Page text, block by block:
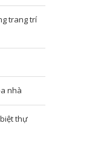
trang trí
nhà
thự